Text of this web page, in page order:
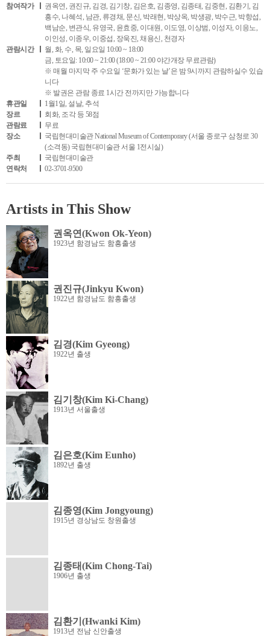
참여작가
권옥연, 권진규, 김경, 김기창, 김은호, 김종영, 김종태, 김중현, 김환기, 김
흥수, 나혜석, 남관, 류경채, 문신, 박래현, 박상옥, 박생광, 박수근, 박항섭,
백남순, 변관식, 유영국, 윤효중, 이대원, 이도영, 이상범, 이성자, 이응노,
이인성, 이종우, 이중섭, 장욱진, 채용신, 천경자
관람시간
월, 화, 수, 목, 일요일 10:00 ~ 18:00
금, 토요일: 10:00 ~ 21:00 (18:00 ~ 21:00 야간개장 무료관람)
※ 매월 마지막 주 수요일 ‘문화가 있는 날’은 밤 9시까지 관람하실수 있습
니다
※ 발권은 관람 종료 1시간 전까지만 가능합니다
휴관일
1월1일, 설날, 추석
장르
회화, 조각 등 58점
관람료
무료
장소
국립현대미술관 National Museum of Contemporary (서울 종로구 삼청로 30
(소격동) 국립현대미술관 서울 1전시실)
주최
국립현대미술관
연락처
02-3701-9500
Artists in This Show
권옥연(Kwon Ok-Yeon)
1923년 함경남도 함흥출생
권진규(Jinkyu Kwon)
1922년 함경남도 함흥출생
김경(Kim Gyeong)
1922년 출생
김기창(Kim Ki-Chang)
1913년 서울출생
김은호(Kim Eunho)
1892년 출생
김종영(Kim Jongyoung)
1915년 경상남도 창원출생
김종태(Kim Chong-Tai)
1906년 출생
김환기(Hwanki Kim)
1913년 전남 신안출생